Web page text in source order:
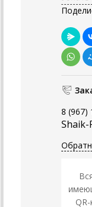
8 (967)
Shaik-